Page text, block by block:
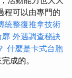
程可以由專門的
統整復推拿技術
廓 外遇調查秘訣
什麼是卡式台胞
成的。